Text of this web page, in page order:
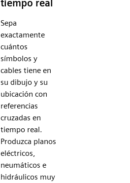
tiempo real
Sepa
exactamente
cuántos
símbolos y
cables tiene en
su dibujo y su
ubicación con
referencias
cruzadas en
tiempo real.
Produzca planos
eléctricos,
neumáticos e
hidráulicos muy